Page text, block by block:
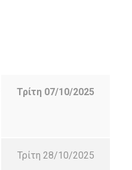
Τρίτη 07/10/2025
Τρίτη 28/10/2025